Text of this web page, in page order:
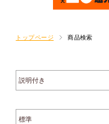
トップページ 商品検索